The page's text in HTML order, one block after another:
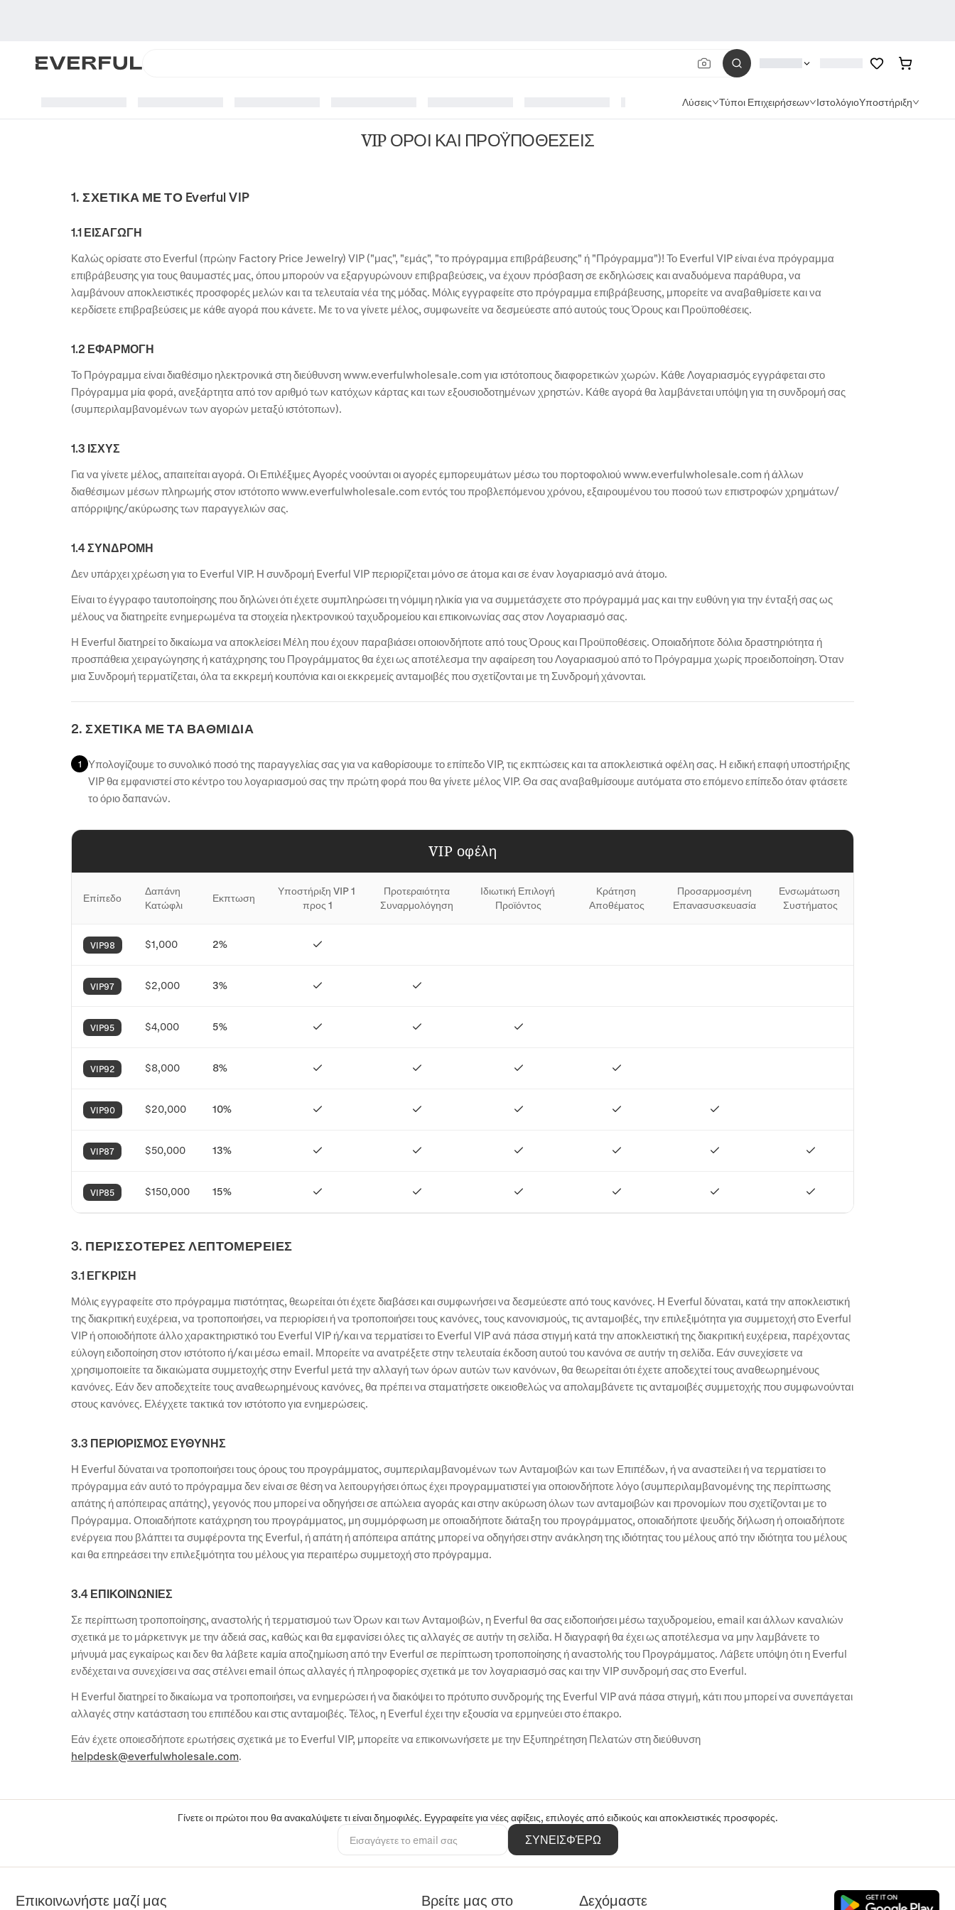
Λύσεις Τύποι Επιχειρήσεων ΙστολόγιοΥποστήριξη
VIP ΟΡΟΙ ΚΑΙ ΠΡΟΫΠΟΘΕΣΕΙΣ
1. ΣΧΕΤΙΚΑ ΜΕ ΤΟ Everful VIP
1.1 ΕΙΣΑΓΩΓΗ
Καλώς ορίσατε στο Everful (πρώην Factory Price Jewelry) VIP ("μας", "εμάς", "το πρόγραμμα επιβράβευσης" ή "Πρόγραμμα")! Το Everful VIP είναι ένα πρόγραμμα
επιβράβευσης για τους θαυμαστές μας, όπου μπορούν να εξαργυρώνουν επιβραβεύσεις, να έχουν πρόσβαση σε εκδηλώσεις και αναδυόμενα παράθυρα, να
λαμβάνουν αποκλειστικές προσφορές μελών και τα τελευταία νέα της μόδας. Μόλις εγγραφείτε στο πρόγραμμα επιβράβευσης, μπορείτε να αναβαθμίσετε και να
κερδίσετε επιβραβεύσεις με κάθε αγορά που κάνετε. Με το να γίνετε μέλος, συμφωνείτε να δεσμεύεστε από αυτούς τους Όρους και Προϋποθέσεις.
1.2 ΕΦΑΡΜΟΓΗ
Το Πρόγραμμα είναι διαθέσιμο ηλεκτρονικά στη διεύθυνση www.everfulwholesale.com για ιστότοπους διαφορετικών χωρών. Κάθε Λογαριασμός εγγράφεται στο
Πρόγραμμα μία φορά, ανεξάρτητα από τον αριθμό των κατόχων κάρτας και των εξουσιοδοτημένων χρηστών. Κάθε αγορά θα λαμβάνεται υπόψη για τη συνδρομή σας
(συμπεριλαμβανομένων των αγορών μεταξύ ιστότοπων).
1.3 ΙΣΧΥΣ
Για να γίνετε μέλος, απαιτείται αγορά. Οι Επιλέξιμες Αγορές νοούνται οι αγορές εμπορευμάτων μέσω του πορτοφολιού www.everfulwholesale.com ή άλλων
διαθέσιμων μέσων πληρωμής στον ιστότοπο www.everfulwholesale.com εντός του προβλεπόμενου χρόνου, εξαιρουμένου του ποσού των επιστροφών χρημάτων/
απόρριψης/ακύρωσης των παραγγελιών σας.
1.4 ΣΥΝΔΡΟΜΗ
Δεν υπάρχει χρέωση για το Everful VIP. Η συνδρομή Everful VIP περιορίζεται μόνο σε άτομα και σε έναν λογαριασμό ανά άτομο.
Είναι το έγγραφο ταυτοποίησης που δηλώνει ότι έχετε συμπληρώσει τη νόμιμη ηλικία για να συμμετάσχετε στο πρόγραμμά μας και την ευθύνη για την ένταξή σας ως
μέλους να διατηρείτε ενημερωμένα τα στοιχεία ηλεκτρονικού ταχυδρομείου και επικοινωνίας σας στον Λογαριασμό σας.
Η Everful διατηρεί το δικαίωμα να αποκλείσει Μέλη που έχουν παραβιάσει οποιονδήποτε από τους Όρους και Προϋποθέσεις. Οποιαδήποτε δόλια δραστηριότητα ή
προσπάθεια χειραγώγησης ή κατάχρησης του Προγράμματος θα έχει ως αποτέλεσμα την αφαίρεση του Λογαριασμού από το Πρόγραμμα χωρίς προειδοποίηση. Όταν
μια Συνδρομή τερματίζεται, όλα τα εκκρεμή κουπόνια και οι εκκρεμείς ανταμοιβές που σχετίζονται με τη Συνδρομή χάνονται.
2. ΣΧΕΤΙΚΑ ΜΕ ΤΑ ΒΑΘΜΙΔΙΑ
1
Υπολογίζουμε το συνολικό ποσό της παραγγελίας σας για να καθορίσουμε το επίπεδο VIP, τις εκπτώσεις και τα αποκλειστικά οφέλη σας. Η ειδική επαφή υποστήριξης
VIP θα εμφανιστεί στο κέντρο του λογαριασμού σας την πρώτη φορά που θα γίνετε μέλος VIP. Θα σας αναβαθμίσουμε αυτόματα στο επόμενο επίπεδο όταν φτάσετε
το όριο δαπανών.
VIP οφέλη
Επίπεδο
Δαπάνη
Κατώφλι
Εκπτωση
Υποστήριξη VIP 1
προς 1
Προτεραιότητα
Συναρμολόγηση
Ιδιωτική Επιλογή
Προϊόντος
Κράτηση
Αποθέματος
Προσαρμοσμένη
Επανασυσκευασία
Ενσωμάτωση
Συστήματος
VIP98 $1,000 2%
VIP97 $2,000 3%
VIP95 $4,000 5%
VIP92 $8,000 8%
VIP90 $20,000 10%
VIP87 $50,000 13%
VIP85 $150,000 15%
3. ΠΕΡΙΣΣΟΤΕΡΕΣ ΛΕΠΤΟΜΕΡΕΙΕΣ
3.1 ΕΓΚΡΙΣΗ
Μόλις εγγραφείτε στο πρόγραμμα πιστότητας, θεωρείται ότι έχετε διαβάσει και συμφωνήσει να δεσμεύεστε από τους κανόνες. Η Everful δύναται, κατά την αποκλειστική
της διακριτική ευχέρεια, να τροποποιήσει, να περιορίσει ή να τροποποιήσει τους κανόνες, τους κανονισμούς, τις ανταμοιβές, την επιλεξιμότητα για συμμετοχή στο Everful
VIP ή οποιοδήποτε άλλο χαρακτηριστικό του Everful VIP ή/και να τερματίσει το Everful VIP ανά πάσα στιγμή κατά την αποκλειστική της διακριτική ευχέρεια, παρέχοντας
εύλογη ειδοποίηση στον ιστότοπο ή/και μέσω email. Μπορείτε να ανατρέξετε στην τελευταία έκδοση αυτού του κανόνα σε αυτήν τη σελίδα. Εάν συνεχίσετε να
χρησιμοποιείτε τα δικαιώματα συμμετοχής στην Everful μετά την αλλαγή των όρων αυτών των κανόνων, θα θεωρείται ότι έχετε αποδεχτεί τους αναθεωρημένους
κανόνες. Εάν δεν αποδεχτείτε τους αναθεωρημένους κανόνες, θα πρέπει να σταματήσετε οικειοθελώς να απολαμβάνετε τις ανταμοιβές συμμετοχής που συμφωνούνται
στους κανόνες. Ελέγχετε τακτικά τον ιστότοπο για ενημερώσεις.
3.3 ΠΕΡΙΟΡΙΣΜΟΣ ΕΥΘΥΝΗΣ
Η Everful δύναται να τροποποιήσει τους όρους του προγράμματος, συμπεριλαμβανομένων των Ανταμοιβών και των Επιπέδων, ή να αναστείλει ή να τερματίσει το
πρόγραμμα εάν αυτό το πρόγραμμα δεν είναι σε θέση να λειτουργήσει όπως έχει προγραμματιστεί για οποιονδήποτε λόγο (συμπεριλαμβανομένης της περίπτωσης
απάτης ή απόπειρας απάτης), γεγονός που μπορεί να οδηγήσει σε απώλεια αγοράς και στην ακύρωση όλων των ανταμοιβών και προνομίων που σχετίζονται με το
Πρόγραμμα. Οποιαδήποτε κατάχρηση του προγράμματος, μη συμμόρφωση με οποιαδήποτε διάταξη του προγράμματος, οποιαδήποτε ψευδής δήλωση ή οποιαδήποτε
ενέργεια που βλάπτει τα συμφέροντα της Everful, ή απάτη ή απόπειρα απάτης μπορεί να οδηγήσει στην ανάκληση της ιδιότητας του μέλους από την ιδιότητα του μέλους
και θα επηρεάσει την επιλεξιμότητα του μέλους για περαιτέρω συμμετοχή στο πρόγραμμα.
3.4 ΕΠΙΚΟΙΝΩΝΙΕΣ
Σε περίπτωση τροποποίησης, αναστολής ή τερματισμού των Όρων και των Ανταμοιβών, η Everful θα σας ειδοποιήσει μέσω ταχυδρομείου, email και άλλων καναλιών
σχετικά με το μάρκετινγκ με την άδειά σας, καθώς και θα εμφανίσει όλες τις αλλαγές σε αυτήν τη σελίδα. Η διαγραφή θα έχει ως αποτέλεσμα να μην λαμβάνετε το
μήνυμά μας εγκαίρως και δεν θα λάβετε καμία αποζημίωση από την Everful σε περίπτωση τροποποίησης ή αναστολής του Προγράμματος. Λάβετε υπόψη ότι η Everful
ενδέχεται να συνεχίσει να σας στέλνει email όπως αλλαγές ή πληροφορίες σχετικά με τον λογαριασμό σας και την VIP συνδρομή σας στο Everful.
Η Everful διατηρεί το δικαίωμα να τροποποιήσει, να ενημερώσει ή να διακόψει το πρότυπο συνδρομής της Everful VIP ανά πάσα στιγμή, κάτι που μπορεί να συνεπάγεται
αλλαγές στην κατάσταση του επιπέδου και στις ανταμοιβές. Τέλος, η Everful έχει την εξουσία να ερμηνεύει στο έπακρο.
Εάν έχετε οποιεσδήποτε ερωτήσεις σχετικά με το Everful VIP, μπορείτε να επικοινωνήσετε με την Εξυπηρέτηση Πελατών στη διεύθυνση
helpdesk@everfulwholesale.com.
Γίνετε οι πρώτοι που θα ανακαλύψετε τι είναι δημοφιλές. Εγγραφείτε για νέες αφίξεις, επιλογές από ειδικούς και αποκλειστικές προσφορές.
ΣΥΝΕΙΣΦΈΡΩ
Επικοινωνήστε μαζί μας Βρείτε μας στο Δεχόμαστε